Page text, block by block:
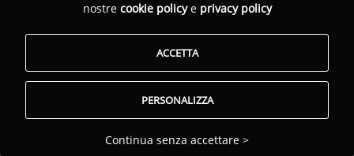
nostre cookie policye privacy policy
ACCETTA
PERSONALIZZA
Continua senza accettare >